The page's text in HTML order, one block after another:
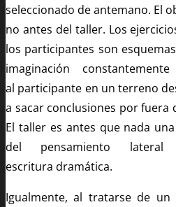
seleccionado de antemano. El
no antes del taller. Los
los participantes son
imaginación
al participante en un terreno
a sacar conclusiones por fuera
El taller es antes que nada
del pensamiento
escritura dramática.
Igualmente, al tratarse de